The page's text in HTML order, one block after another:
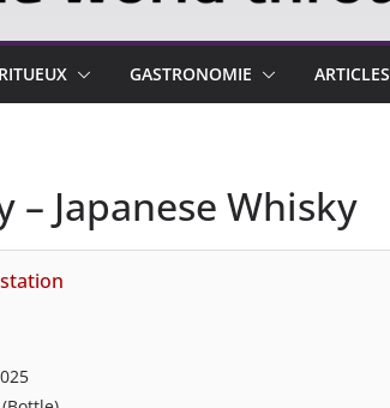
GASTRONOMIE ARTICLES
– Japanese Whisky